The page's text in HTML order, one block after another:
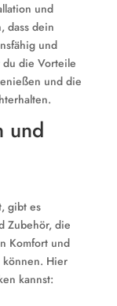
und
dass dein
und
du die Vorteile
und die
und
gibt es
Zubehör, die
Komfort und
Hier
kannst: